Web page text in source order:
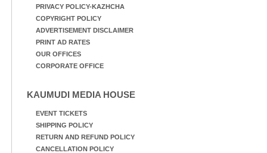
PRIVACY POLICY-KAZHCHA
COPYRIGHT POLICY
ADVERTISEMENT DISCLAIMER
PRINT AD RATES
OUR OFFICES
CORPORATE OFFICE
KAUMUDI MEDIA HOUSE
EVENT TICKETS
SHIPPING POLICY
RETURN AND REFUND POLICY
CANCELLATION POLICY